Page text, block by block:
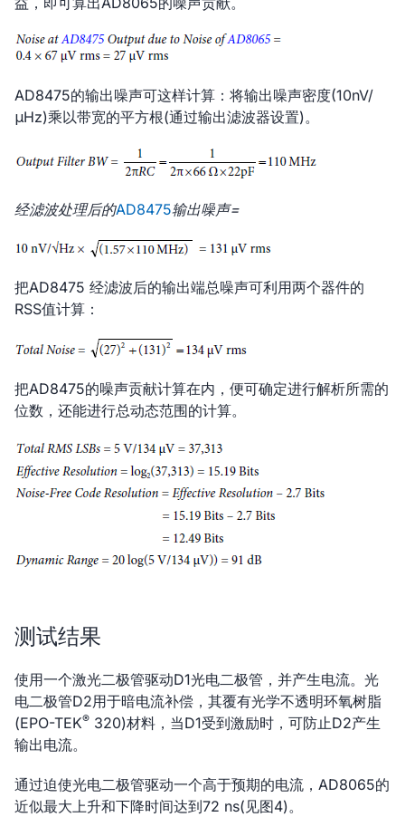
AD8475的输出噪声可这样计算：将输出噪声密度(10nV/
μHz)乘以带宽的平方根(通过输出滤波器设置)。
经滤波处理后的AD8475输出噪声=
把AD8475 经滤波后的输出端总噪声可利用两个器件的
RSS值计算：
把AD8475的噪声贡献计算在内，便可确定进行解析所需的
位数，还能进行总动态范围的计算。
测试结果
使用一个激光二极管驱动D1光电二极管，并产生电流。光
电二极管D2用于暗电流补偿，其覆有光学不透明环氧树脂
(EPO-TEK® 320)材料，当D1受到激励时，可防止D2产生
输出电流。
通过迫使光电二极管驱动一个高于预期的电流，AD8065的
近似最大上升和下降时间达到72 ns(见图4)。